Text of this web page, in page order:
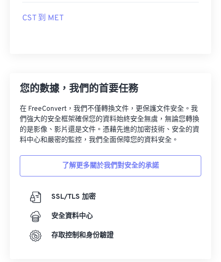
CST 到 MET
您的數據，我們的首要任務
在 FreeConvert，我們不僅轉換文件，更保護文件安全。我
們強大的安全框架確保您的資料始終安全無虞，無論您轉換
的是影像、影片還是文件。憑藉先進的加密技術、安全的資
料中心和嚴密的監控，我們全面保障您的資料安全。
了解更多關於我們對安全的承諾
SSL/TLS 加密
安全資料中心
存取控制和身份驗證